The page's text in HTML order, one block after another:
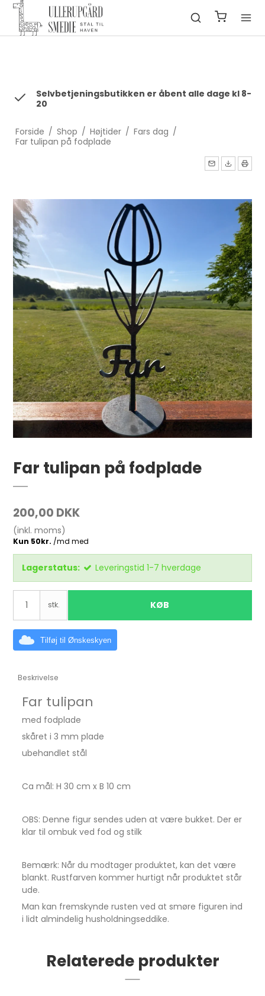
fbq('init', '1322550991547406', { em: 'email@email.com', //
Values will be hashed automatically by the pixel using SHA-256
ph: '1234567890', ... });
Selvbetjeningsbutikken er åbent alle dage kl 8-
20
Forside / Shop / Højtider / Fars dag /
Far tulipan på fodplade
Far tulipan på fodplade
200,00 DKK
(inkl. moms)
Lagerstatus: Leveringstid 1-7 hverdage
stk. KØB
Tilføj til Ønskeskyen
Beskrivelse
Far tulipan
med fodplade
skåret i 3 mm plade
ubehandlet stål
Ca mål: H 30 cm x B 10 cm
OBS: Denne figur sendes uden at være bukket. Der er
klar til ombuk ved fod og stilk
Bemærk: Når du modtager produktet, kan det være
blankt. Rustfarven kommer hurtigt når produktet står
ude.
Man kan fremskynde rusten ved at smøre figuren ind
i lidt almindelig husholdningseddike.
Relaterede produkter